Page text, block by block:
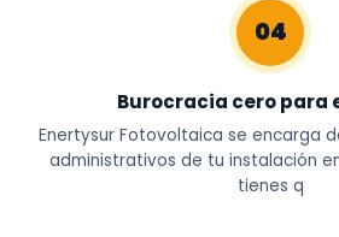
04
Burocracia cero para
Enertysur Fotovoltaica se encarga
administrativos de tu instalación
tienes q